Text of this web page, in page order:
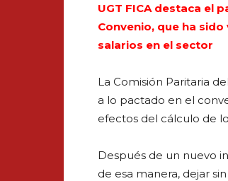
UGT FICA destaca el
Convenio, que ha
salarios en el sector
La Comisión Paritaria
a lo pactado en el
efectos del cálculo de
Después de un nuevo
de esa manera, dejar